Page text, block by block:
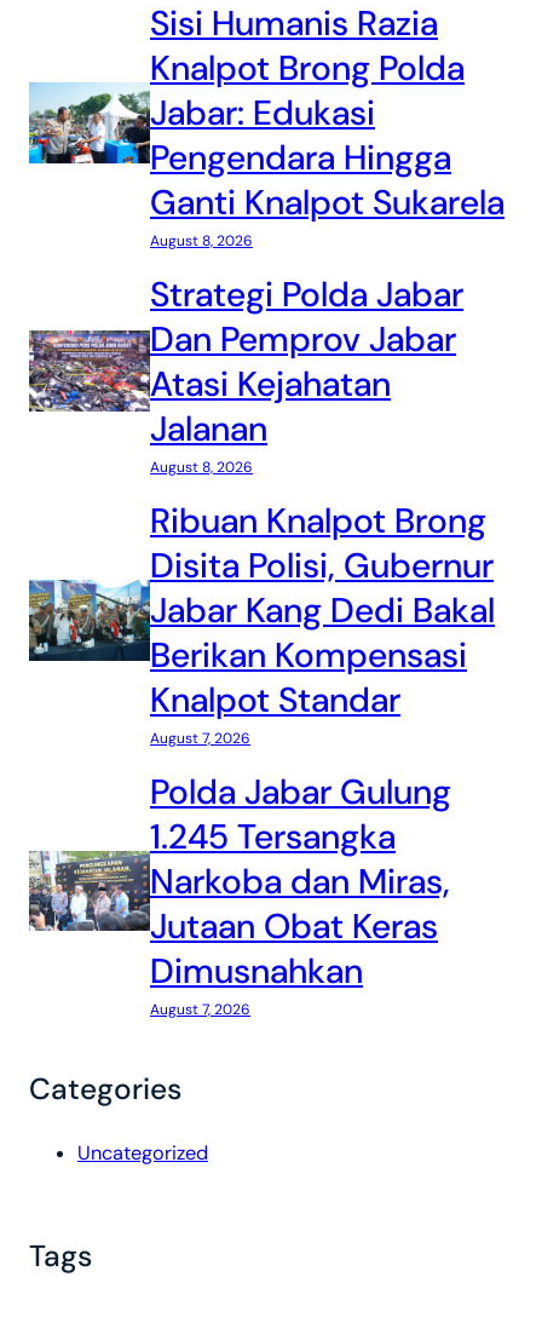
Sisi Humanis Razia
Knalpot Brong Polda
Jabar: Edukasi
Pengendara Hingga
Ganti Knalpot Sukarela
August 8, 2026
Strategi Polda Jabar
Dan Pemprov Jabar
Atasi Kejahatan
Jalanan
August 8, 2026
Ribuan Knalpot Brong
Disita Polisi, Gubernur
Jabar Kang Dedi Bakal
Berikan Kompensasi
Knalpot Standar
August 7, 2026
Polda Jabar Gulung
1.245 Tersangka
Narkoba dan Miras,
Jutaan Obat Keras
Dimusnahkan
August 7, 2026
Categories
Uncategorized
Tags